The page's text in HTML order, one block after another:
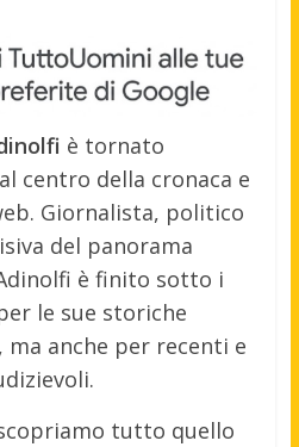
è tornato
centro della cronaca e
Giornalista, politico
del panorama
è finito sotto i
le sue storiche
anche per recenti e
tutto quello